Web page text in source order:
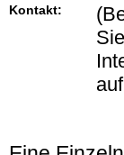
Kontakt: